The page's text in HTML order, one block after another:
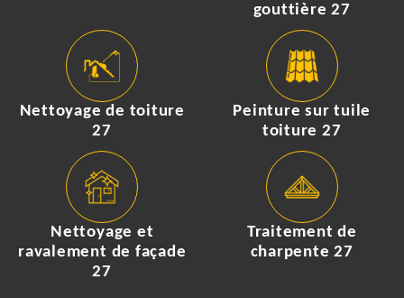
gouttière 27
Nettoyage de toiture
27
Peinture sur tuile
toiture 27
Nettoyage et
ravalement de façade
27
Traitement de
charpente 27